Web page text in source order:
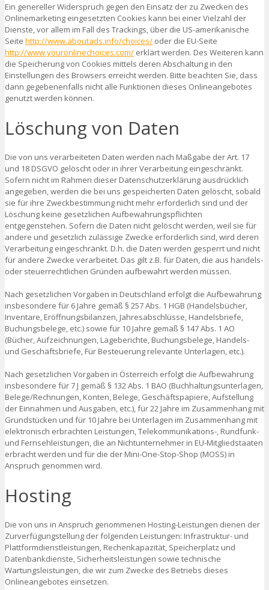
Ein genereller Widerspruch gegen den Einsatz der zu Zwecken des
Onlinemarketing eingesetzten Cookies kann bei einer Vielzahl der
Dienste, vor allem im Fall des Trackings, über die US-amerikanische
Seite http://www.aboutads.info/choices/ oder die EU-Seite
http://www.youronlinechoices.com/ erklärt werden. Des Weiteren kann
die Speicherung von Cookies mittels deren Abschaltung in den
Einstellungen des Browsers erreicht werden. Bitte beachten Sie, dass
dann gegebenenfalls nicht alle Funktionen dieses Onlineangebotes
genutzt werden können.
Löschung von Daten
Die von uns verarbeiteten Daten werden nach Maßgabe der Art. 17
und 18 DSGVO gelöscht oder in ihrer Verarbeitung eingeschränkt.
Sofern nicht im Rahmen dieser Datenschutzerklärung ausdrücklich
angegeben, werden die bei uns gespeicherten Daten gelöscht, sobald
sie für ihre Zweckbestimmung nicht mehr erforderlich sind und der
Löschung keine gesetzlichen Aufbewahrungspflichten
entgegenstehen. Sofern die Daten nicht gelöscht werden, weil sie für
andere und gesetzlich zulässige Zwecke erforderlich sind, wird deren
Verarbeitung eingeschränkt. D.h. die Daten werden gesperrt und nicht
für andere Zwecke verarbeitet. Das gilt z.B. für Daten, die aus handels-
oder steuerrechtlichen Gründen aufbewahrt werden müssen.
Nach gesetzlichen Vorgaben in Deutschland erfolgt die Aufbewahrung
insbesondere für 6 Jahre gemäß § 257 Abs. 1 HGB (Handelsbücher,
Inventare, Eröffnungsbilanzen, Jahresabschlüsse, Handelsbriefe,
Buchungsbelege, etc.) sowie für 10 Jahre gemäß § 147 Abs. 1 AO
(Bücher, Aufzeichnungen, Lageberichte, Buchungsbelege, Handels-
und Geschäftsbriefe, Für Besteuerung relevante Unterlagen, etc.).
Nach gesetzlichen Vorgaben in Österreich erfolgt die Aufbewahrung
insbesondere für 7 J gemäß § 132 Abs. 1 BAO (Buchhaltungsunterlagen,
Belege/Rechnungen, Konten, Belege, Geschäftspapiere, Aufstellung
der Einnahmen und Ausgaben, etc.), für 22 Jahre im Zusammenhang mit
Grundstücken und für 10 Jahre bei Unterlagen im Zusammenhang mit
elektronisch erbrachten Leistungen, Telekommunikations-, Rundfunk-
und Fernsehleistungen, die an Nichtunternehmer in EU-Mitgliedstaaten
erbracht werden und für die der Mini-One-Stop-Shop (MOSS) in
Anspruch genommen wird.
Hosting
Die von uns in Anspruch genommenen Hosting-Leistungen dienen der
Zurverfügungstellung der folgenden Leistungen: Infrastruktur- und
Plattformdienstleistungen, Rechenkapazität, Speicherplatz und
Datenbankdienste, Sicherheitsleistungen sowie technische
Wartungsleistungen, die wir zum Zwecke des Betriebs dieses
Onlineangebotes einsetzen.